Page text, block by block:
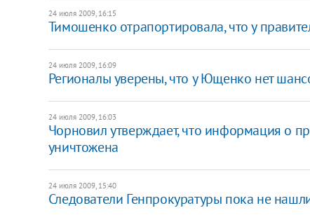
24 июля 2009, 16:15
Тимошенко отрапортировала, что у
24 июля 2009, 16:09
Регионалы уверены, что у Ющенко нет
24 июля 2009, 16:03
Чорновил утверждает, что информация о
уничтожена
24 июля 2009, 15:40
Следователи Генпрокуратуры пока не